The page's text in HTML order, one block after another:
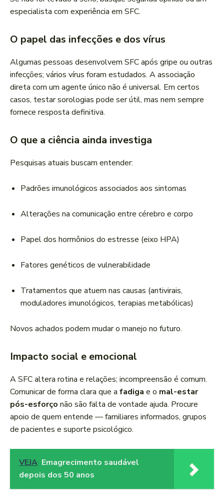
especialista com experiência em SFC.
O papel das infecções e dos vírus
Algumas pessoas desenvolvem SFC após gripe ou outras
infecções; vários vírus foram estudados. A associação
direta com um agente único não é universal. Em certos
casos, testar sorologias pode ser útil, mas nem sempre
fornece resposta definitiva.
O que a ciência ainda investiga
Pesquisas atuais buscam entender:
Padrões imunológicos associados aos sintomas
Alterações na comunicação entre cérebro e corpo
Papel dos hormônios do estresse (eixo HPA)
Fatores genéticos de vulnerabilidade
Tratamentos que atuem nas causas (antivirais,
moduladores imunológicos, terapias metabólicas)
Novos achados podem mudar o manejo no futuro.
Impacto social e emocional
A SFC altera rotina e relações; incompreensão é comum.
Comunicar de forma clara que a fadiga e o mal-estar
pós-esforço não são falta de vontade ajuda. Procure
apoio de quem entende — familiares informados, grupos
de pacientes e suporte psicológico.
VEJA Emagrecimento saudável
depois dos 50 anos